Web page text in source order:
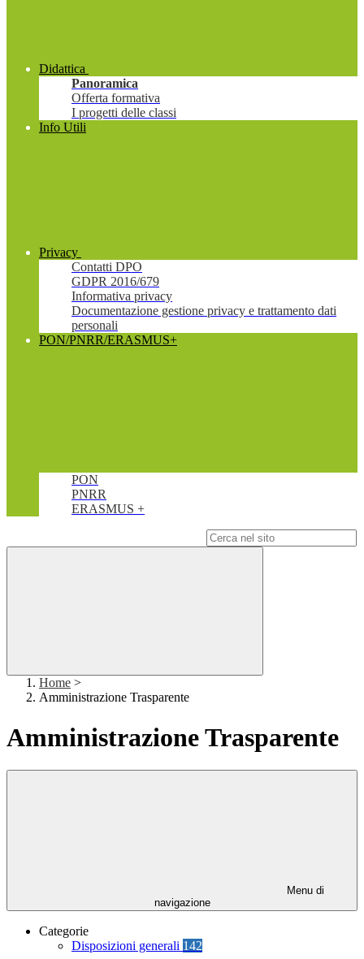
Didattica
Panoramica
Offerta formativa
I progetti delle classi
Info Utili
Privacy
Contatti DPO
GDPR 2016/679
Informativa privacy
Documentazione gestione privacy e trattamento dati
personali
PON/PNRR/ERASMUS+
PON
PNRR
ERASMUS +
Home >
Amministrazione Trasparente
Amministrazione Trasparente
Menu di
navigazione
Categorie
Disposizioni generali 142